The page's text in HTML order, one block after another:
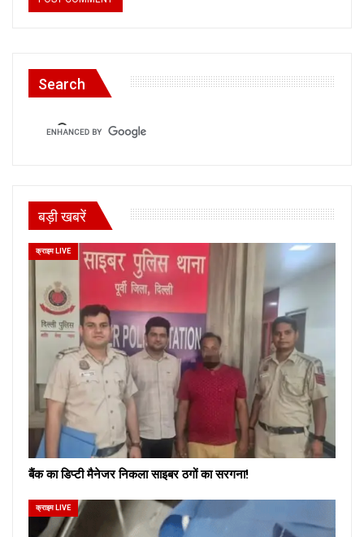
Search
बड़ी खबरें
क्राइम LIVE
बैंक का डिप्टी मैनेजर निकला साइबर ठगों का सरगना!
क्राइम LIVE